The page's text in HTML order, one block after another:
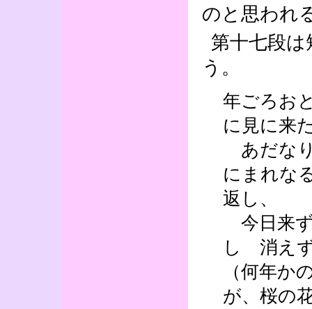
のと思われ
第十七段
う。
年ごろお
に見に来
あだな
にまれな
返し、
今日来
し 消え
（何年か
が、桜の